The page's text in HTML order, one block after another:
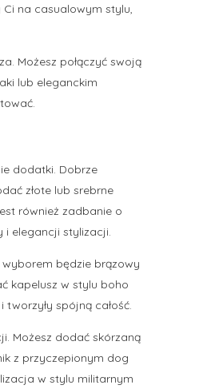
na casualowym stylu,
Możesz połączyć swoją
lub eleganckim
dodatki. Dobrze
złote lub srebrne
również zadbanie o
i elegancji stylizacji.
będzie brązowy
kapelusz w stylu boho
spójną całość.
Możesz dodać skórzaną
z przyczepionym dog
w stylu militarnym